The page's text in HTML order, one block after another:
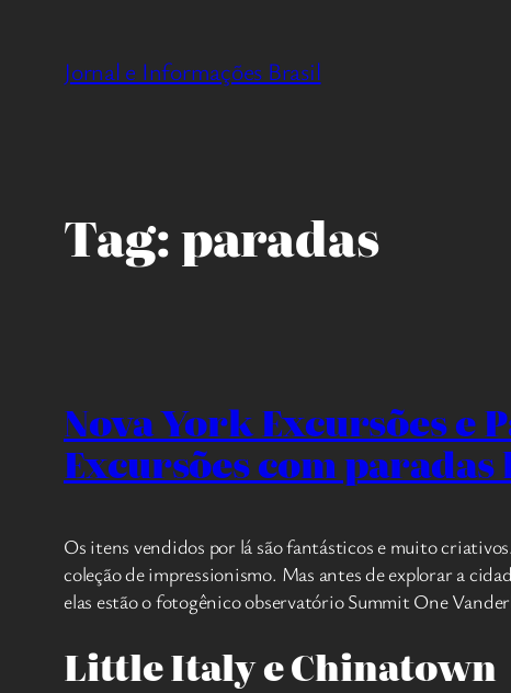
Jornal e Informações Brasil
Tag:paradas
Nova York Excursões e
Excursões com
Os itens vendidos por lá são fantásticos e muito
coleção de impressionismo. Mas antes de explorar a
elas estão o fotogênico observatório Summit One
Little Italy e Chinatown